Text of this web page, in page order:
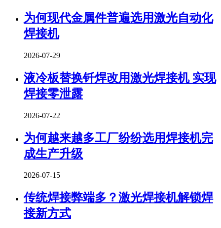
为何现代金属件普遍选用激光自动化
焊接机
2026-07-29
液冷板替换钎焊改用激光焊接机 实现
焊接零泄露
2026-07-22
为何越来越多工厂纷纷选用焊接机完
成生产升级
2026-07-15
传统焊接弊端多？激光焊接机解锁焊
接新方式